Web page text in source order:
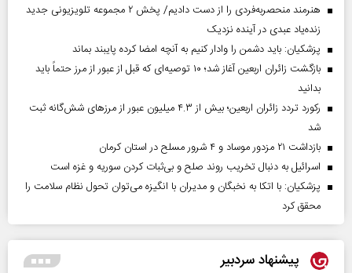
هنرمند منحصر‌به‌فردی را از دست دادیم/ پخش ۲ مجموعه تلویزیونی جدید
زنده‌یاد عبدی در آینده نزدیک
پزشکیان: باید دشمن را وادار کنیم به آنچه امضا کرده پایبند بماند
بازگشت زائران اربعین آغاز شد؛ ۱۰ توصیه‌ای که قبل از عبور از مرز حتماً باید
بدانید
رکورد تردد زائران اربعین؛ بیش از ۴.۳ میلیون عبور از مرزهای شش‌گانه ثبت
شد
بازداشت ۲۱ مزدور موساد و ۴ شرور مسلح در استان کرمان
اسرائیل به دنبال تخریب روند صلح و بی‌ثبات کردن سوریه و غزه است
پزشکیان: با اتکا به نخبگان و مدیران با انگیزه می‌توان تحول نظام سلامت را
محقق کرد
پیشنهاد سردبیر